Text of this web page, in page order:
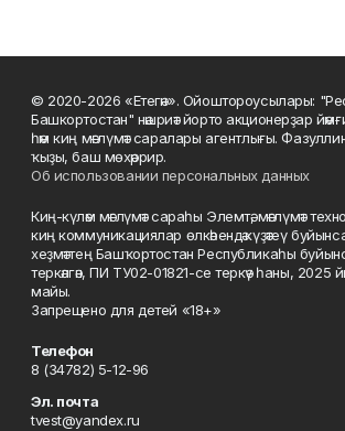
© 2020-2026 «Етегән». Ойоштороусылары:
Башкортостан" нәшриәт йорто акционерҙар
һәм киң мәғлүмәт саралары агентлығы. Фазуллина
ҡыҙы, баш мөхәррир.
Об использовании персональных данных
Киң-күләм мәғлүмәт сараһы Элемтә, мәғлүмәт
киң коммуникациялар өлкәһендә күҙәтеү
хеҙмәттең Башҡортостан Республикаһы
теркәлгән, ПИ ТУ02-01821-се теркәү һаны, 2025
майы.
Запрещено для детей «18+»
Телефон
8 (34782) 5-12-96
Эл. почта
tvest@yandex.ru